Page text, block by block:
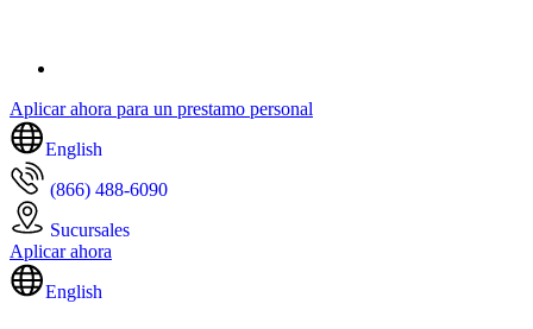
Aplicar ahora para un prestamo personal
English
(866) 488-6090
Sucursales
Aplicar ahora
English